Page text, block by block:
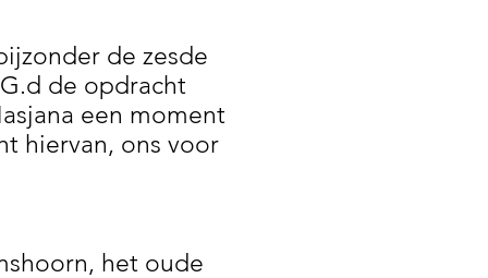
de zesde
de opdracht
een moment
hiervan, ons voor
het oude